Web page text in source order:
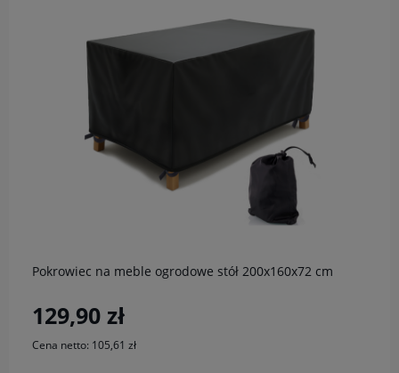
Pokrowiec na meble ogrodowe stół 200x160x72 cm
129,90 zł
Cena netto: 105,61 zł
do koszyka